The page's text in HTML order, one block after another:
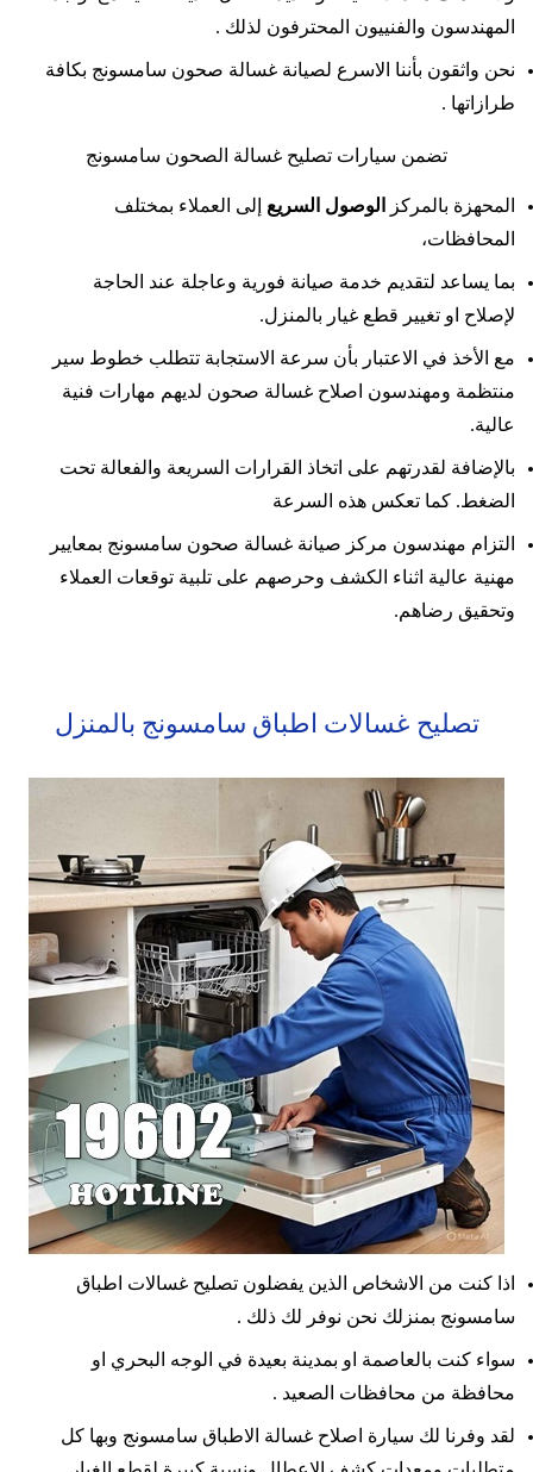
المهندسون والفنييون المحترفون لذلك .
نحن واثقون بأننا الاسرع لصيانة غسالة صحون سامسونج بكافة
طرازاتها .
تضمن سيارات تصليح غسالة الصحون سامسونج
المحهزة بالمركز الوصول السريع إلى العملاء بمختلف
المحافظات،
بما يساعد لتقديم خدمة صيانة فورية وعاجلة عند الحاجة
لإصلاح او تغيير قطع غيار بالمنزل.
مع الأخذ في الاعتبار بأن سرعة الاستجابة تتطلب خطوط سير
منتظمة ومهندسون اصلاح غسالة صحون لديهم مهارات فنية
عالية.
بالإضافة لقدرتهم على اتخاذ القرارات السريعة والفعالة تحت
الضغط. كما تعكس هذه السرعة
التزام مهندسون مركز صيانة غسالة صحون سامسونج بمعايير
مهنية عالية اثناء الكشف وحرصهم على تلبية توقعات العملاء
وتحقيق رضاهم.
تصليح غسالات اطباق سامسونج بالمنزل
اذا كنت من الاشخاص الذين يفضلون تصليح غسالات اطباق
سامسونج بمنزلك نحن نوفر لك ذلك .
سواء كنت بالعاصمة او بمدينة بعيدة في الوجه البحري او
محافظة من محافظات الصعيد .
لقد وفرنا لك سيارة اصلاح غسالة الاطباق سامسونج وبها كل